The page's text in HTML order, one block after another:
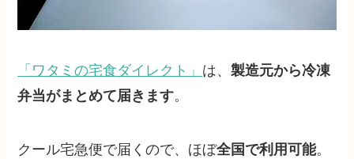
「ワタミの宅食ダイレクト」 は、製造元から冷凍
弁当がまとめて届きます。
クール宅急便で届くので、ほぼ全国で利用可能。